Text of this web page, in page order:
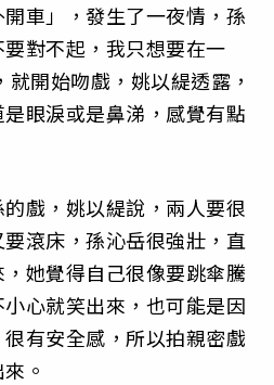
車」，發生了一夜情，孫
對不起，我只想要在一
開始吻戲，姚以緹透露，
眼淚或是鼻涕，感覺有點
戲，姚以緹說，兩人要很
滾床，孫沁岳很強壯，直
她覺得自己很像要跳傘騰
心就笑出來，也可能是因
有安全感，所以拍親密戲
。